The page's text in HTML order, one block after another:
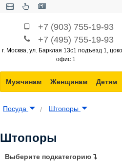
+7 (903) 755-19-93
+7 (495) 755-19-93
г. Москва, ул. Барклая 13с1 подъезд 1,
офис 1
Мужчинам Женщинам Детям
Посуда Штопоры
Штопоры
Выберите подкатегорию